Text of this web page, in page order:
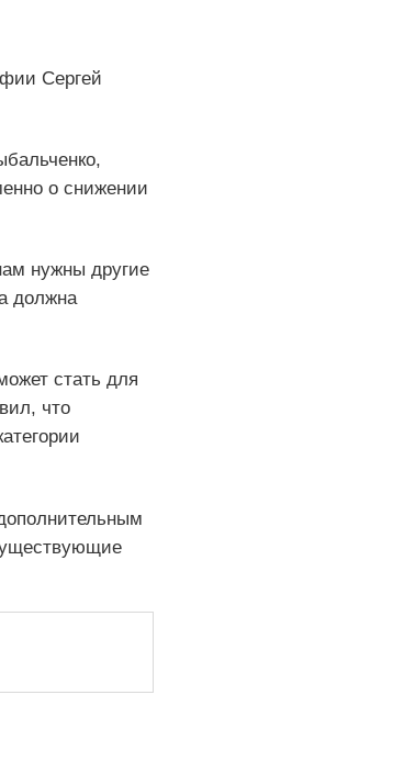
Сергей
о снижении
нужны другие
должна
стать для
что